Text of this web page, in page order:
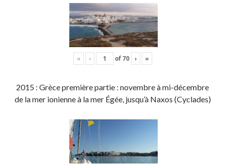
« ‹ of70 › »
2015 : Grèce première partie : novembre à mi-décembre
de la mer ionienne à la mer Égée, jusqu’à Naxos (Cyclades)